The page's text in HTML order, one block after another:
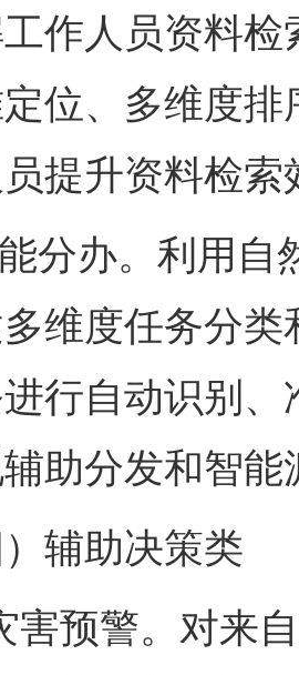
作人员资料
位、多维度
提升资料检索
办。利用自
维度任务分
行自动识别
助分发和智
助决策类
警。对来自